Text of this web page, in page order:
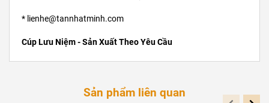
* lienhe@tannhatminh.com
Cúp Lưu Niệm - Sản Xuất Theo Yêu Cầu
Sản phẩm liên quan